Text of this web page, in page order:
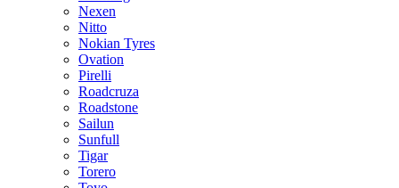
Nexen
Nitto
Nokian Tyres
Ovation
Pirelli
Roadcruza
Roadstone
Sailun
Sunfull
Tigar
Torero